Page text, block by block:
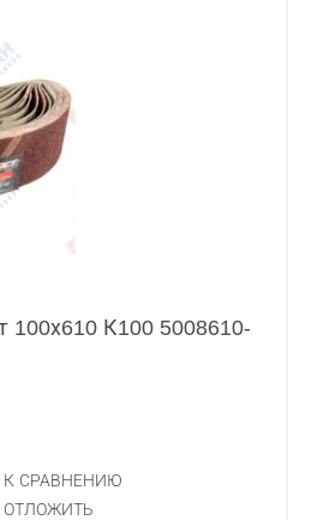
100х610 К100 5008610-
К СРАВНЕНИЮ
ОТЛОЖИТЬ